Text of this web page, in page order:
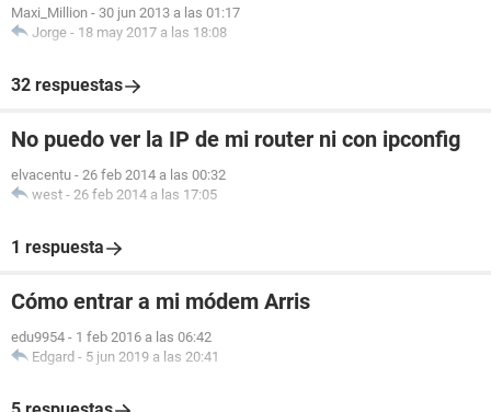
Maxi_Million - 30 jun 2013 a las 01:17
Jorge - 18 may 2017 a las 18:08
32 respuestas
No puedo ver la IP de mi router ni con ipconfig
elvacentu - 26 feb 2014 a las 00:32
west - 26 feb 2014 a las 17:05
1 respuesta
Cómo entrar a mi módem Arris
edu9954 - 1 feb 2016 a las 06:42
Edgard - 5 jun 2019 a las 20:41